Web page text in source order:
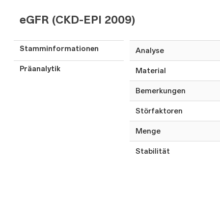
eGFR (CKD-EPI 2009)
Stamminformationen Analyse
Präanalytik Material
Bemerkungen
Störfaktoren
Menge
Stabilität